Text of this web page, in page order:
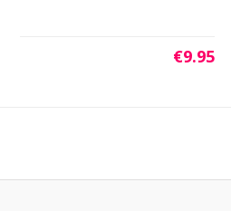
€9.95